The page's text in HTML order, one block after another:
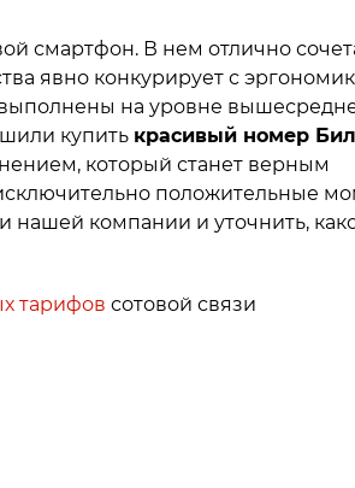
смартфон. В нем отлично
явно конкурирует с
на уровне
купить красивый номер
который станет верным
положительные
нашей компании и уточнить,
тарифов сотовой связи